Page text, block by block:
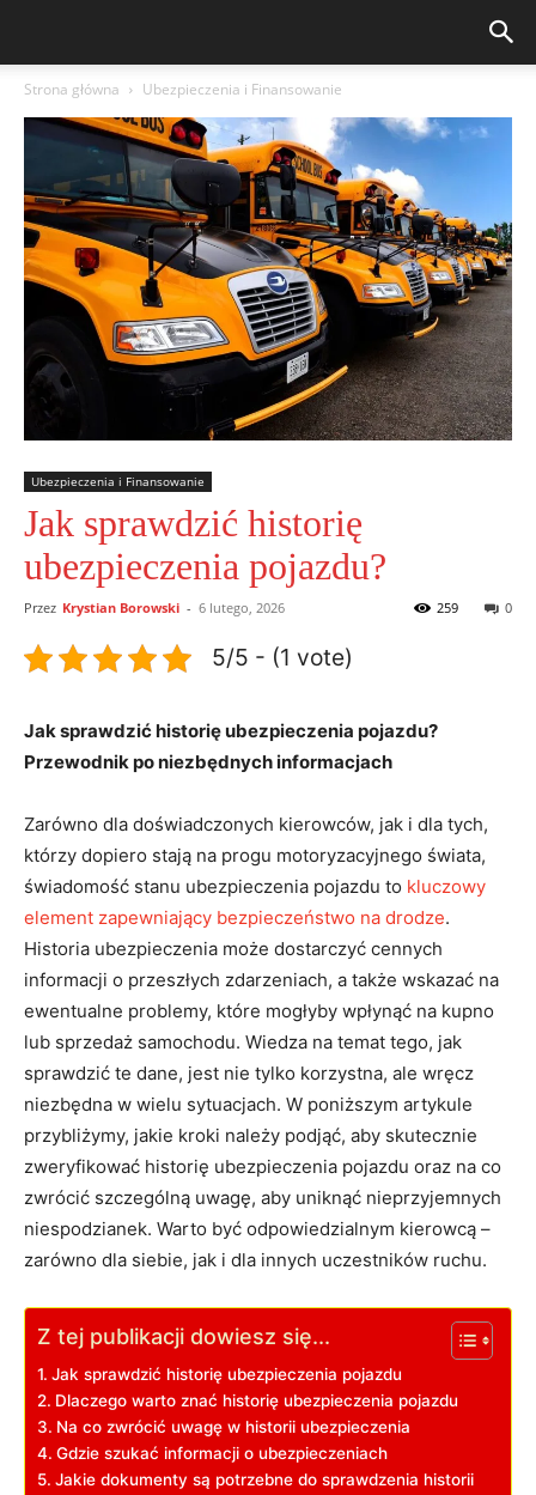
Strona główna Ubezpieczenia i Finansowanie
Ubezpieczenia i Finansowanie
Jak sprawdzić historię
ubezpieczenia pojazdu?
Przez Krystian Borowski - 6 lutego, 2026 0
259
5/5 - (1 vote)
Jak sprawdzić historię ubezpieczenia pojazdu?
Przewodnik po niezbędnych informacjach
Zarówno dla doświadczonych kierowców, jak i dla tych,
którzy dopiero stają na progu motoryzacyjnego świata,
świadomość stanu ubezpieczenia pojazdu to kluczowy
element zapewniający bezpieczeństwo na drodze.
Historia ubezpieczenia może dostarczyć cennych
informacji o przeszłych zdarzeniach, a także wskazać na
ewentualne problemy, które mogłyby wpłynąć na kupno
lub sprzedaż samochodu. Wiedza na temat tego, jak
sprawdzić te dane, jest nie tylko korzystna, ale wręcz
niezbędna w wielu sytuacjach. W poniższym artykule
przybliżymy, jakie kroki należy podjąć, aby skutecznie
zweryfikować historię ubezpieczenia pojazdu oraz na co
zwrócić szczególną uwagę, aby uniknąć nieprzyjemnych
niespodzianek. Warto być odpowiedzialnym kierowcą –
zarówno dla siebie, jak i dla innych uczestników ruchu.
Z tej publikacji dowiesz się...
Jak sprawdzić historię ubezpieczenia pojazdu
Dlaczego warto znać historię ubezpieczenia pojazdu
Na co zwrócić uwagę w historii ubezpieczenia
Gdzie szukać informacji o ubezpieczeniach
Jakie dokumenty są potrzebne do sprawdzenia historii